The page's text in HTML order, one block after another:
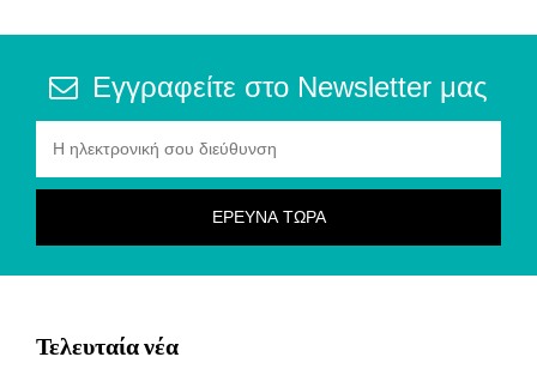
Εγγραφείτε στο Newsletter μας
Τελευταία νέα